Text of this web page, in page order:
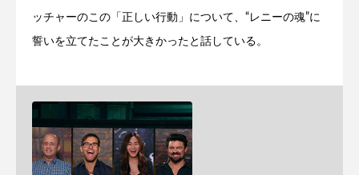
ッチャーのこの「正しい行動」について、“レニーの魂”に
誓いを立てたことが大きかったと話している。